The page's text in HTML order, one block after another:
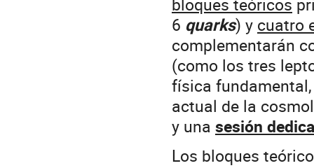
6 quarks) y cuatro
complementarán
(como los tres
física
actual de la
y una sesión
Los bloques